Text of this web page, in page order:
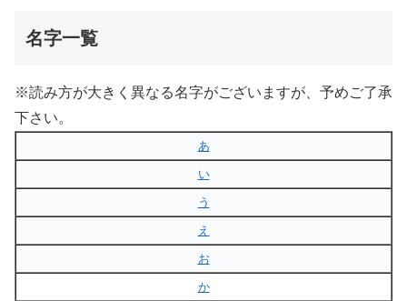
名字一覧
※読み方が大きく異なる名字がございますが、予めご了承
下さい。
あ
い
う
え
お
か